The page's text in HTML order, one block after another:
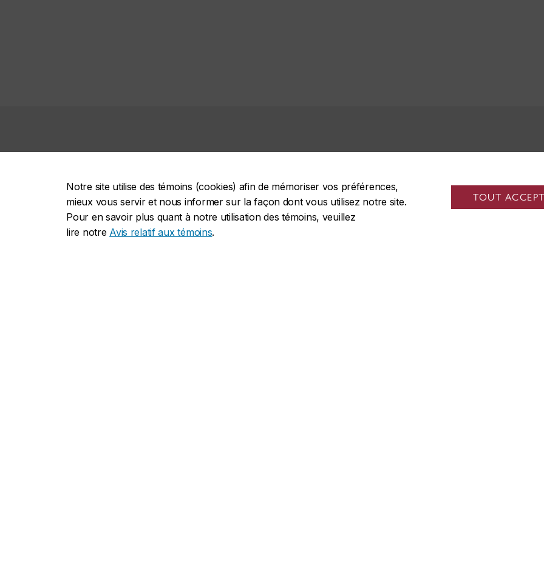
Notre site utilise des témoins (cookies) afin de mémoriser vos préférences,
mieux vous servir et nous informer sur la façon dont vous utilisez notre site.
Pour en savoir plus quant à notre utilisation des témoins, veuillez
lire notre Avis relatif aux témoins.
TOUT
Activité récente